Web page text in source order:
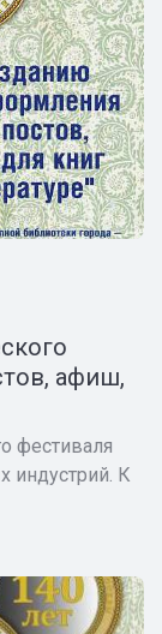
афиш,
фестиваля
индустрий. К